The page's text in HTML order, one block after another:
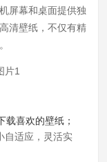
屏幕和桌面提供独
清壁纸，不仅有精
载喜欢的壁纸；
自适应，灵活实